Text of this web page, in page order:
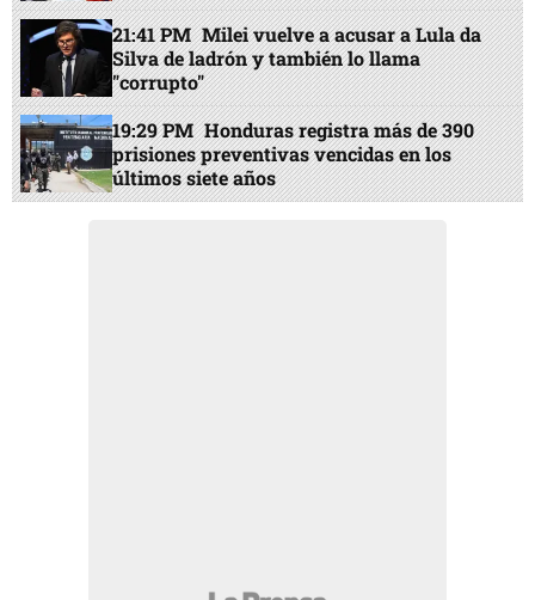
21:41 PM Milei vuelve a acusar a Lula da
Silva de ladrón y también lo llama
"corrupto"
19:29 PM Honduras registra más de 390
prisiones preventivas vencidas en los
últimos siete años